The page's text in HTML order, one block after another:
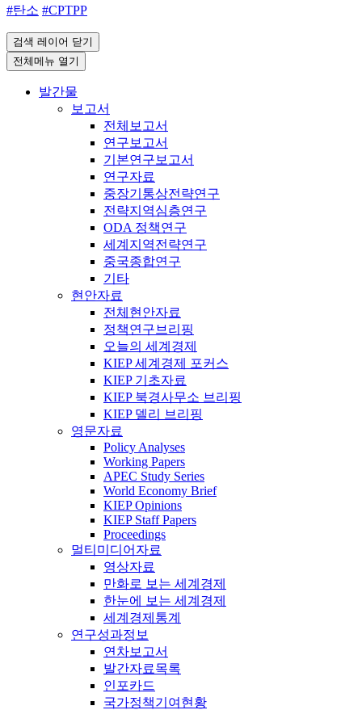
#탄소 #CPTPP
검색 레이어 닫기
전체메뉴 열기
발간물
보고서
전체보고서
연구보고서
기본연구보고서
연구자료
중장기통상전략연구
전략지역심층연구
ODA 정책연구
세계지역전략연구
중국종합연구
기타
현안자료
전체현안자료
정책연구브리핑
오늘의 세계경제
KIEP 세계경제 포커스
KIEP 기초자료
KIEP 북경사무소 브리핑
KIEP 델리 브리핑
영문자료
Policy Analyses
Working Papers
APEC Study Series
World Economy Brief
KIEP Opinions
KIEP Staff Papers
Proceedings
멀티미디어자료
영상자료
만화로 보는 세계경제
한눈에 보는 세계경제
세계경제통계
연구성과정보
연차보고서
발간자료목록
인포카드
국가정책기여현황